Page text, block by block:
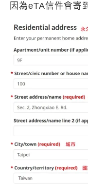
因為eTA信件會寄